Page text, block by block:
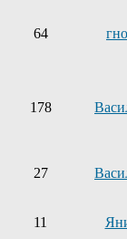
64
178
27
11